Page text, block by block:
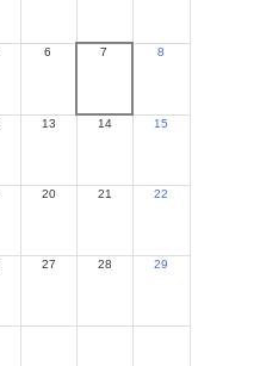
6 7 8
13 14 15
20 21 22
27 28 29